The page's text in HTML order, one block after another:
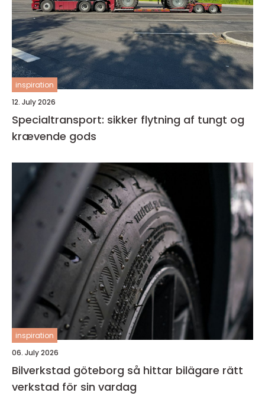
inspiration
12. July 2026
Specialtransport: sikker flytning af tungt og
krævende gods
inspiration
06. July 2026
Bilverkstad göteborg så hittar bilägare rätt
verkstad för sin vardag